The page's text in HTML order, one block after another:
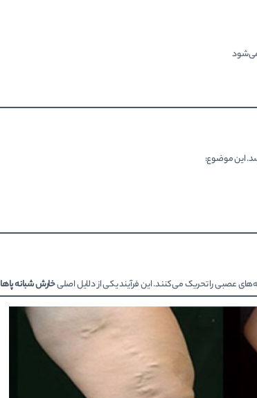
می‌شود
این موضوع:
عصبی را تحریک می‌کنند. این فرآیند یکی از دلایل اصلیخارش شبانه پاها